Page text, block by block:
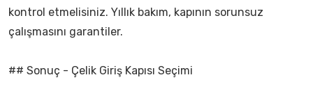
kontrol etmelisiniz. Yıllık bakım, kapının sorunsuz
çalışmasını garantiler.
## Sonuç - Çelik Giriş Kapısı Seçimi